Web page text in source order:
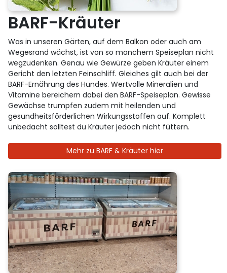
BARF-Kräuter
Was in unseren Gärten, auf dem Balkon oder auch am
Wegesrand wächst, ist von so manchem Speiseplan nicht
wegzudenken. Genau wie Gewürze geben Kräuter einem
Gericht den letzten Feinschliff. Gleiches gilt auch bei der
BARF-Ernährung des Hundes. Wertvolle Mineralien und
Vitamine bereichern dabei den BARF-Speiseplan. Gewisse
Gewächse trumpfen zudem mit heilenden und
gesundheitsförderlichen Wirkungsstoffen auf. Komplett
unbedacht solltest du Kräuter jedoch nicht füttern.
Mehr zu BARF & Kräuter hier